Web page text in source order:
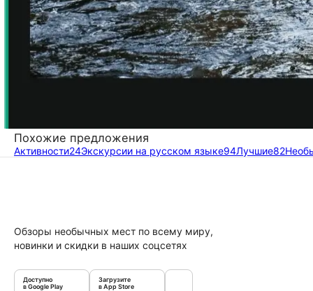
Похожие предложения
Активности24Экскурсии на русском языке94Лучшие82
Обзоры необычных мест по всему миру,
новинки и скидки в наших соцсетях
Доступно
в Google Play
Загрузите
в App Store